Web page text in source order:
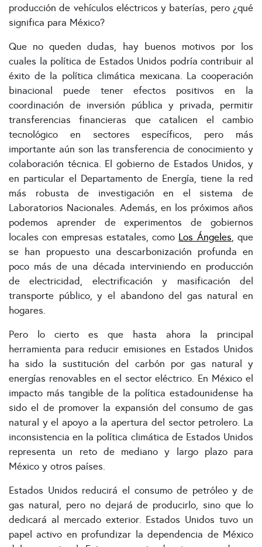
producción de vehículos eléctricos y baterías, pero ¿qué
significa para México?
Que no queden dudas, hay buenos motivos por los
cuales la política de Estados Unidos podría contribuir al
éxito de la política climática mexicana. La cooperación
binacional puede tener efectos positivos en la
coordinación de inversión pública y privada, permitir
transferencias financieras que catalicen el cambio
tecnológico en sectores específicos, pero más
importante aún son las transferencia de conocimiento y
colaboración técnica. El gobierno de Estados Unidos, y
en particular el Departamento de Energía, tiene la red
más robusta de investigación en el sistema de
Laboratorios Nacionales. Además, en los próximos años
podemos aprender de experimentos de gobiernos
locales con empresas estatales, como Los Ángeles, que
se han propuesto una descarbonización profunda en
poco más de una década interviniendo en producción
de electricidad, electrificación y masificación del
transporte público, y el abandono del gas natural en
hogares.
Pero lo cierto es que hasta ahora la principal
herramienta para reducir emisiones en Estados Unidos
ha sido la sustitución del carbón por gas natural y
energías renovables en el sector eléctrico. En México el
impacto más tangible de la política estadounidense ha
sido el de promover la expansión del consumo de gas
natural y el apoyo a la apertura del sector petrolero. La
inconsistencia en la política climática de Estados Unidos
representa un reto de mediano y largo plazo para
México y otros países.
Estados Unidos reducirá el consumo de petróleo y de
gas natural, pero no dejará de producirlo, sino que lo
dedicará al mercado exterior. Estados Unidos tuvo un
papel activo en profundizar la dependencia de México